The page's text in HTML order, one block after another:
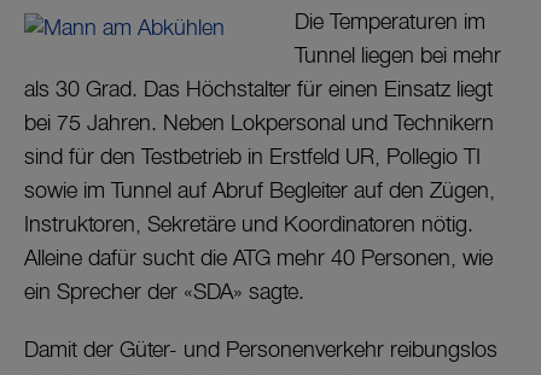
Die Temperaturen im
Tunnel liegen bei mehr
als 30 Grad. Das Höchstalter für einen Einsatz liegt
bei 75 Jahren. Neben Lokpersonal und Technikern
sind für den Testbetrieb in Erstfeld UR, Pollegio TI
sowie im Tunnel auf Abruf Begleiter auf den Zügen,
Instruktoren, Sekretäre und Koordinatoren nötig.
Alleine dafür sucht die ATG mehr 40 Personen, wie
ein Sprecher der «SDA» sagte.
Damit der Güter- und Personenverkehr reibungslos